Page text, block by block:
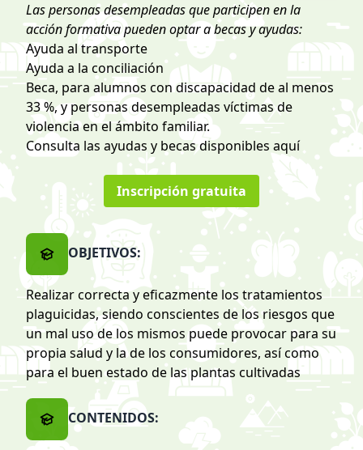
Las personas desempleadas que participen en la
acción formativa pueden optar a becas y ayudas:
Ayuda al transporte
Ayuda a la conciliación
Beca, para alumnos con discapacidad de al menos
33 %, y personas desempleadas víctimas de
violencia en el ámbito familiar.
Consulta las ayudas y becas disponibles aquí
Inscripción gratuita
OBJETIVOS:
Realizar correcta y eficazmente los tratamientos
plaguicidas, siendo conscientes de los riesgos que
un mal uso de los mismos puede provocar para su
propia salud y la de los consumidores, así como
para el buen estado de las plantas cultivadas
CONTENIDOS: